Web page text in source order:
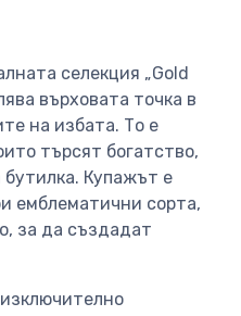
селекция „Gold
върховата точка в
на избата. То е
търсят богатство,
Купажът е
емблематични сорта,
за да създадат